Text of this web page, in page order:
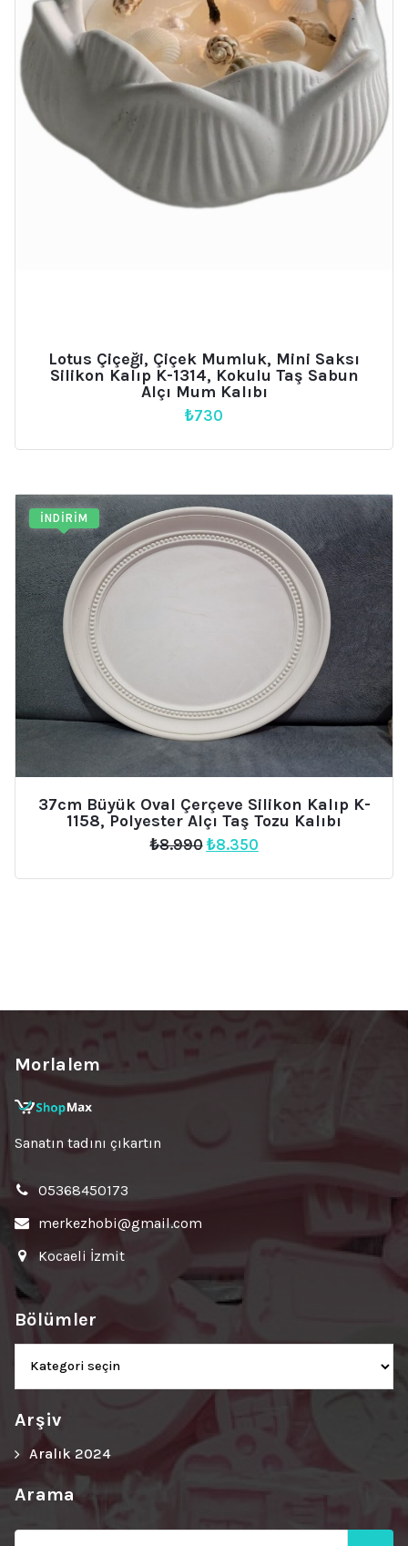
Lotus Çiçeği, Çiçek Mumluk, Mini Saksı
Silikon Kalıp K-1314, Kokulu Taş Sabun
Alçı Mum Kalıbı
₺730
İNDIRIM
37cm Büyük Oval Çerçeve Silikon Kalıp K-
1158, Polyester Alçı Taş Tozu Kalıbı
₺8.990 Orijinal
₺8.990.
₺8.350Şu
fiyat:
Morlalem
Sanatın tadını çıkartın
05368450173
merkezhobi@gmail.com
Kocaeli İzmit
Bölümler
Bölümler
Arşiv
Aralık 2024
Arama
Ara: